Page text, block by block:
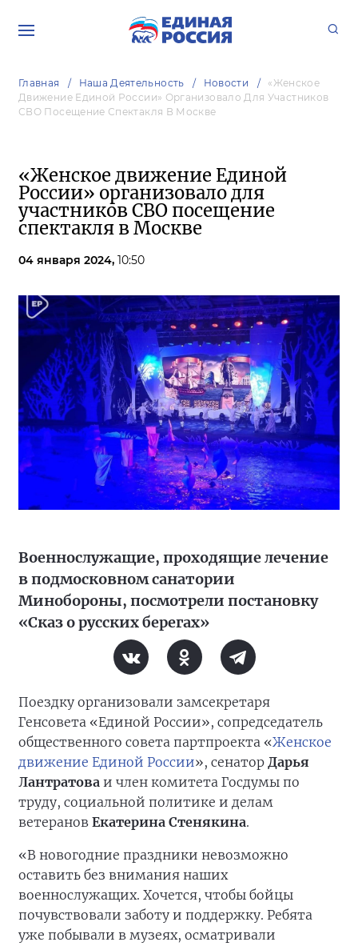
Главная Наша Деятельность Новости
«Женское
Движение Единой России» Организовало Для Участников
СВО Посещение Спектакля В Москве
«Женское движение Единой
России» организовало для
участников СВО посещение
спектакля в Москве
04 января 2024, 10:50
Военнослужащие, проходящие лечение
в подмосковном санатории
Минобороны, посмотрели постановку
«Сказ о русских берегах»
Поездку организовали замсекретаря
Генсовета «Единой России», сопредседатель
общественного совета партпроекта «Женское
движение Единой России», сенатор Дарья
Лантратова и член комитета Госдумы по
труду, социальной политике и делам
ветеранов Екатерина Стенякина.
«В новогодние праздники невозможно
оставить без внимания наших
военнослужащих. Хочется, чтобы бойцы
почувствовали заботу и поддержку. Ребята
уже побывали в музеях, осматривали